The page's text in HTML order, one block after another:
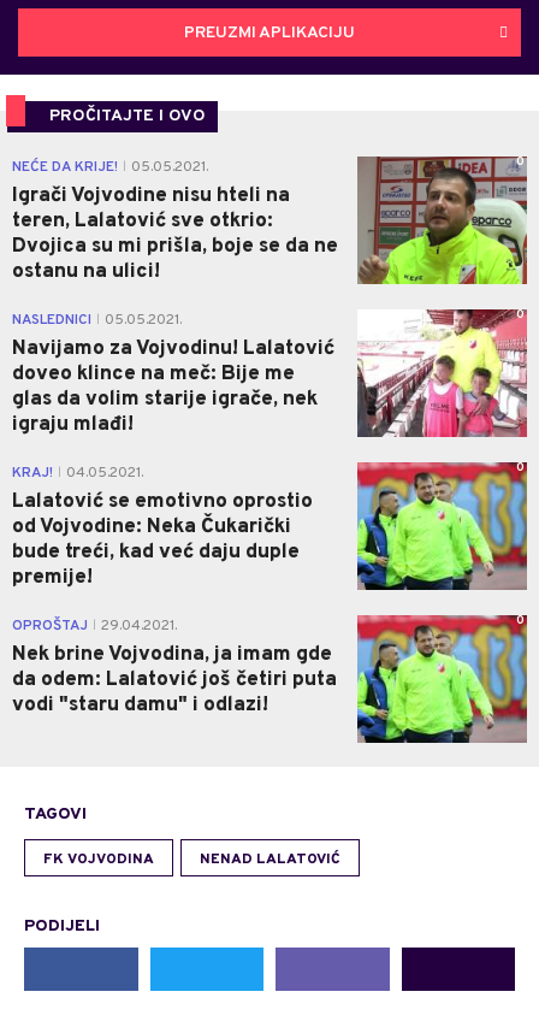
PREUZMI APLIKACIJU
PROČITAJTE I OVO
NEĆE DA KRIJE! 05.05.2021.
Igrači Vojvodine nisu hteli na
teren, Lalatović sve otkrio:
Dvojica su mi prišla, boje se da ne
ostanu na ulici!
0
NASLEDNICI 05.05.2021.
Navijamo za Vojvodinu! Lalatović
doveo klince na meč: Bije me
glas da volim starije igrače, nek
igraju mlađi!
0
KRAJ! 04.05.2021.
Lalatović se emotivno oprostio
od Vojvodine: Neka Čukarički
bude treći, kad već daju duple
premije!
0
OPROŠTAJ 29.04.2021.
Nek brine Vojvodina, ja imam gde
da odem: Lalatović još četiri puta
vodi "staru damu" i odlazi!
0
TAGOVI
FK VOJVODINA NENAD LALATOVIĆ
PODIJELI